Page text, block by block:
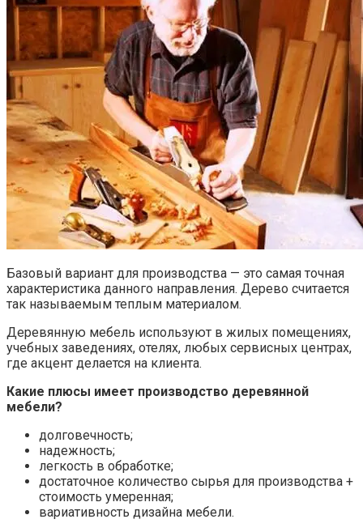
Базовый вариант для производства — это самая точная
характеристика данного направления. Дерево считается
так называемым теплым материалом.
Деревянную мебель используют в жилых помещениях,
учебных заведениях, отелях, любых сервисных центрах,
где акцент делается на клиента.
Какие плюсы имеет производство деревянной
мебели?
долговечность;
надежность;
легкость в обработке;
достаточное количество сырья для производства +
стоимость умеренная;
вариативность дизайна мебели.